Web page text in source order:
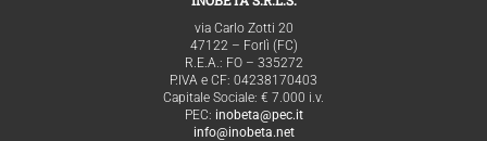
via Carlo Zotti 20
47122 – Forlì (FC)
R.E.A.: FO – 335272
P.IVA e CF: 04238170403
Capitale Sociale: € 7.000 i.v.
PEC: inobeta@pec.it
info@inobeta.net